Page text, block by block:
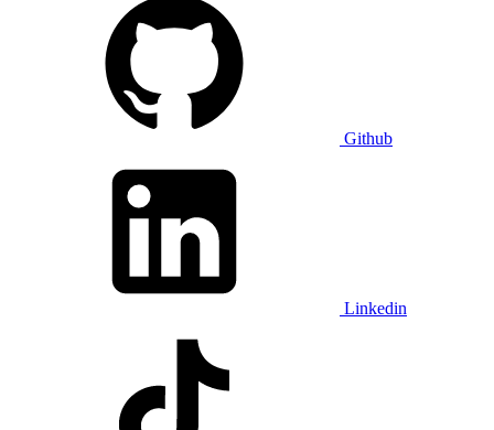
Github
Linkedin